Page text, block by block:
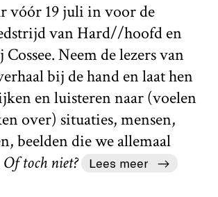
vóór 19 juli in voor de
van Hard//hoofd en
Neem de lezers van
bij de hand en laat hen
en luisteren naar (voelen
over) situaties, mensen,
beelden die we allemaal
Of toch niet? Lees meer